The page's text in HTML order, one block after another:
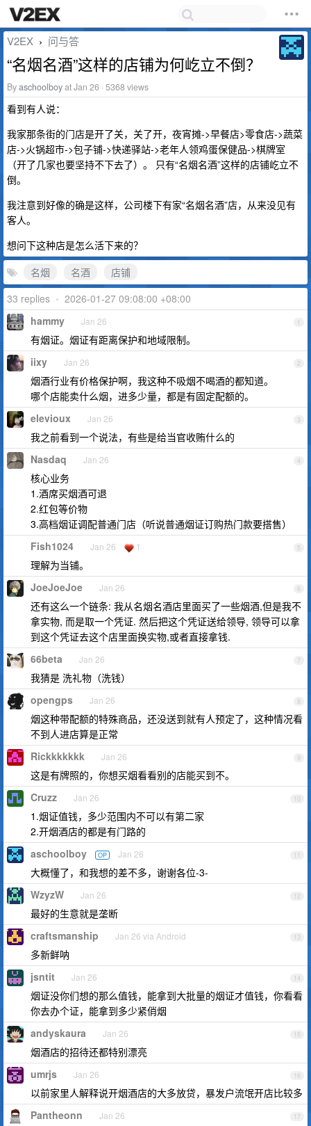
V2EX › 问与答
“名烟名酒”这样的店铺为何屹立不倒？
Byaschoolboyat Jan 26 · 5368 views
看到有人说：
我家那条街的门店是开了关，关了开，夜宵摊->早餐店>零食店->蔬菜
店->火锅超市->包子铺->快递驿站->老年人领鸡蛋保健品->棋牌室
（开了几家也要坚持不下去了）。 只有“名烟名酒”这样的店铺屹立不
倒。
我注意到好像的确是这样，公司楼下有家“名烟名酒”店，从来没见有
客人。
想问下这种店是怎么活下来的？
名烟
名酒
店铺
33 replies • 2026-01-27 09:08:00 +08:00
1
hammy Jan 26
有烟证。烟证有距离保护和地域限制。
2
iixy Jan 26
烟酒行业有价格保护啊，我这种不吸烟不喝酒的都知道。
哪个店能卖什么烟，进多少量，都是有固定配额的。
3
elevioux Jan 26
我之前看到一个说法，有些是给当官收贿什么的
4
Nasdaq Jan 26
核心业务
1.酒席买烟酒可退
2.红包等价物
3.高档烟证调配普通门店（听说普通烟证订购热门款要搭售）
5
Fish1024 Jan 26 1
理解为当铺。
6
JoeJoeJoe Jan 26
还有这么一个链条: 我从名烟名酒店里面买了一些烟酒,但是我不
拿实物, 而是取一个凭证. 然后把这个凭证送给领导, 领导可以拿
到这个凭证去这个店里面换实物,或者直接拿钱.
7
66beta Jan 26
我猜是 洗礼物（洗钱）
8
opengps Jan 26
烟这种带配额的特殊商品，还没送到就有人预定了，这种情况看
不到人进店算是正常
9
Rickkkkkkk Jan 26
这是有牌照的，你想买烟看看别的店能买到不。
10
Cruzz Jan 26
1.烟证值钱，多少范围内不可以有第二家
2.开烟酒店的都是有门路的
11
aschoolboy OP Jan 26
大概懂了，和我想的差不多，谢谢各位-3-
12
WzyzW Jan 26
最好的生意就是垄断
13
craftsmanship Jan 26 via Android
多新鲜呐
14
jsntit Jan 26
烟证没你们想的那么值钱，能拿到大批量的烟证才值钱，你看看
你去办个证，能拿到多少紧俏烟
15
andyskaura Jan 26
烟酒店的招待还都特别漂亮
16
umrjs Jan 26
以前家里人解释说开烟酒店的大多放贷，暴发户流氓开店比较多
17
Pantheonn Jan 26